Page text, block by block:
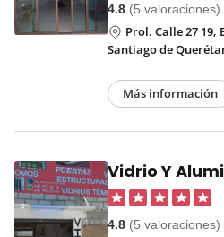
4.8 (5 valoraciones)
Prol. Calle 27 19,
Santiago de
Más información
Vidrio Y
4.8 (5 valoraciones)